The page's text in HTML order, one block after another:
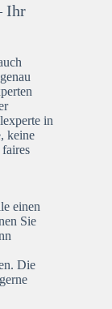
Ihr
in
keine
einen
Sie
Die